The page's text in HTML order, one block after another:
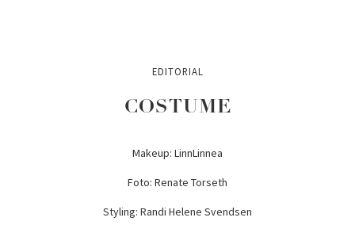
EDITORIAL
COSTUME
Makeup: LinnLinnea
Foto: Renate Torseth
Styling: Randi Helene Svendsen